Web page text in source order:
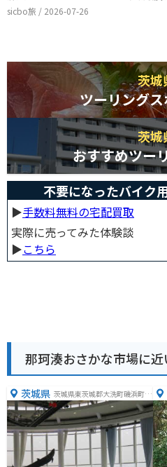
sicbo旅 / 2026-07-26
茨城
ツーリング
茨城
おすすめツー
不要になったバイク
▶︎手数料無料の宅配買取
実際に売ってみた体験談
▶︎こちら
那珂湊おさかな市場に
茨城県 茨城県東茨城郡大洗町磯浜町８
２５２−３